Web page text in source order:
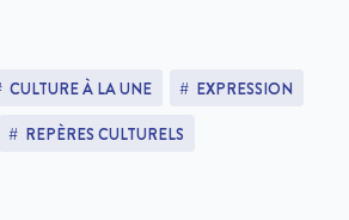
CULTURE À LA UNE
EXPRESSION
REPÈRES CULTURELS